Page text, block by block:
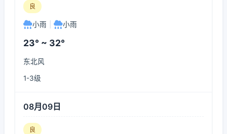
良
小雨 小雨
23° ~ 32°
东北风
1-3级
08月09日
良